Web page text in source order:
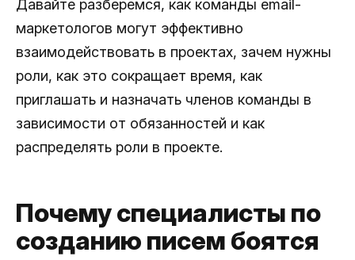
Давайте разберемся, как команды email-
маркетологов могут эффективно
взаимодействовать в проектах, зачем нужны
роли, как это сокращает время, как
приглашать и назначать членов команды в
зависимости от обязанностей и как
распределять роли в проекте.
Почему специалисты по
созданию писем боятся